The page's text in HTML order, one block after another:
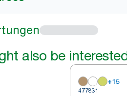
also be
+15
477831